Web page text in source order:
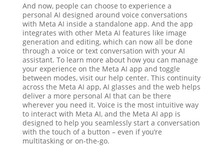
And now, people can choose to experience a
personal AI designed around voice conversations
with Meta AI inside a standalone app. And the app
integrates with other Meta AI features like image
generation and editing, which can now all be done
through a voice or text conversation with your AI
assistant. To learn more about how you can manage
your experience on the Meta AI app and toggle
between modes, visit our help center. This continuity
across the Meta AI app, AI glasses and the web helps
deliver a more personal AI that can be there
wherever you need it. Voice is the most intuitive way
to interact with Meta AI, and the Meta AI app is
designed to help you seamlessly start a conversation
with the touch of a button – even if you’re
multitasking or on-the-go.